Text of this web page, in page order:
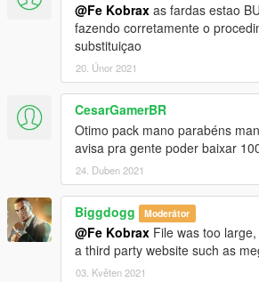
@Fe Kobrax as fardas estao
fazendo corretamente o
substituiçao
20. Únor 2021
CesarGamerBR
Otimo pack mano parabéns
avisa pra gente poder baixar
24. Duben 2021
Biggdogg Moderátor
@Fe Kobrax File was too
a third party website such as
03. Květen 2021